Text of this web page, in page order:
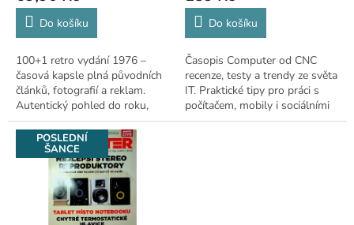
Do košíku
100+1 retro vydání 1976 –
časová kapsle plná původních
článků, fotografií a reklam.
Autentický pohled do roku,
který formoval moderní svět.
Do košíku
Časopis Computer od CNC
recenze, testy a trendy ze světa
IT. Praktické tipy pro práci s
počítačem, mobily i sociálními
sítěmi
POSLEDNÍ
ŠANCE